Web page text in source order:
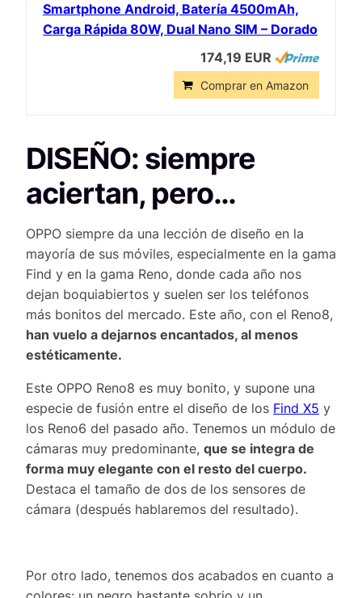
Smartphone Android, Batería 4500mAh,
Carga Rápida 80W, Dual Nano SIM – Dorado
174,19 EUR
Comprar en Amazon
DISEÑO: siempre
aciertan, pero…
OPPO siempre da una lección de diseño en la
mayoría de sus móviles, especialmente en la gama
Find y en la gama Reno, donde cada año nos
dejan boquiabiertos y suelen ser los teléfonos
más bonitos del mercado. Este año, con el Reno8,
han vuelo a dejarnos encantados, al menos
estéticamente.
Este OPPO Reno8 es muy bonito, y supone una
especie de fusión entre el diseño de los Find X5 y
los Reno6 del pasado año. Tenemos un módulo de
cámaras muy predominante, que se integra de
forma muy elegante con el resto del cuerpo.
Destaca el tamaño de dos de los sensores de
cámara (después hablaremos del resultado).
Por otro lado, tenemos dos acabados en cuanto a